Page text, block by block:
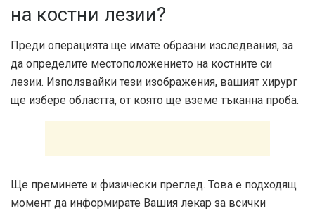
на костни лезии?
Преди операцията ще имате образни изследвания, за
да определите местоположението на костните си
лезии. Използвайки тези изображения, вашият хирург
ще избере областта, от която ще вземе тъканна проба.
Ще преминете и физически преглед. Това е подходящ
момент да информирате Вашия лекар за всички